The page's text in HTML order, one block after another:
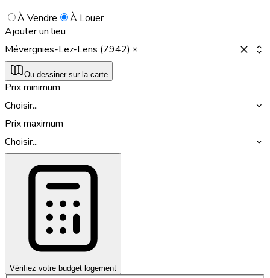
À Vendre
À Louer
Ajouter un lieu
Mévergnies-Lez-Lens (7942)
Ou dessiner sur la carte
Prix minimum
Choisir...
Prix maximum
Choisir...
Vérifiez votre budget logement